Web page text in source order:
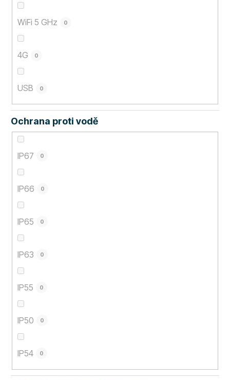
WiFi 5 GHz 0
4G 0
USB 0
Ochrana proti vodě
IP67 0
IP66 0
IP65 0
IP63 0
IP55 0
IP50 0
IP54 0